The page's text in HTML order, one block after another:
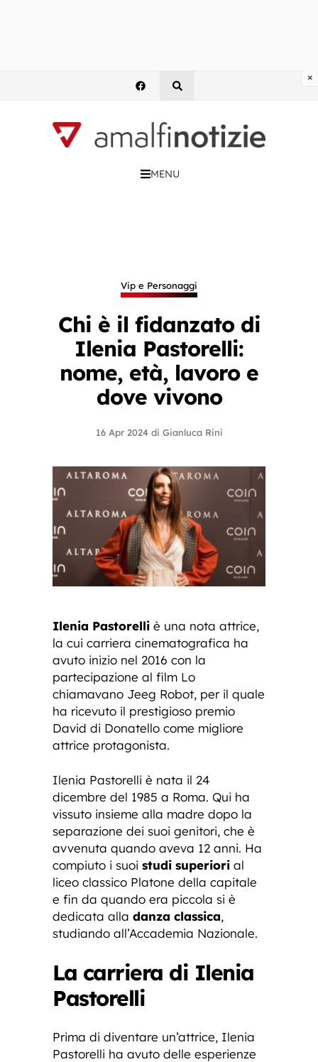
MENU
Vip e Personaggi
Chi è il fidanzato di
Ilenia Pastorelli:
nome, età, lavoro e
dove vivono
16 Apr 2024 di Gianluca Rini
Ilenia Pastorelli è una nota attrice,
la cui carriera cinematografica ha
avuto inizio nel 2016 con la
partecipazione al film Lo
chiamavano Jeeg Robot, per il quale
ha ricevuto il prestigioso premio
David di Donatello come migliore
attrice protagonista.
Ilenia Pastorelli è nata il 24
dicembre del 1985 a Roma. Qui ha
vissuto insieme alla madre dopo la
separazione dei suoi genitori, che è
avvenuta quando aveva 12 anni. Ha
compiuto i suoi studi superiori al
liceo classico Platone della capitale
e fin da quando era piccola si è
dedicata alla danza classica,
studiando all’Accademia Nazionale.
La carriera di Ilenia
Pastorelli
Prima di diventare un’attrice, Ilenia
Pastorelli ha avuto delle esperienze
×